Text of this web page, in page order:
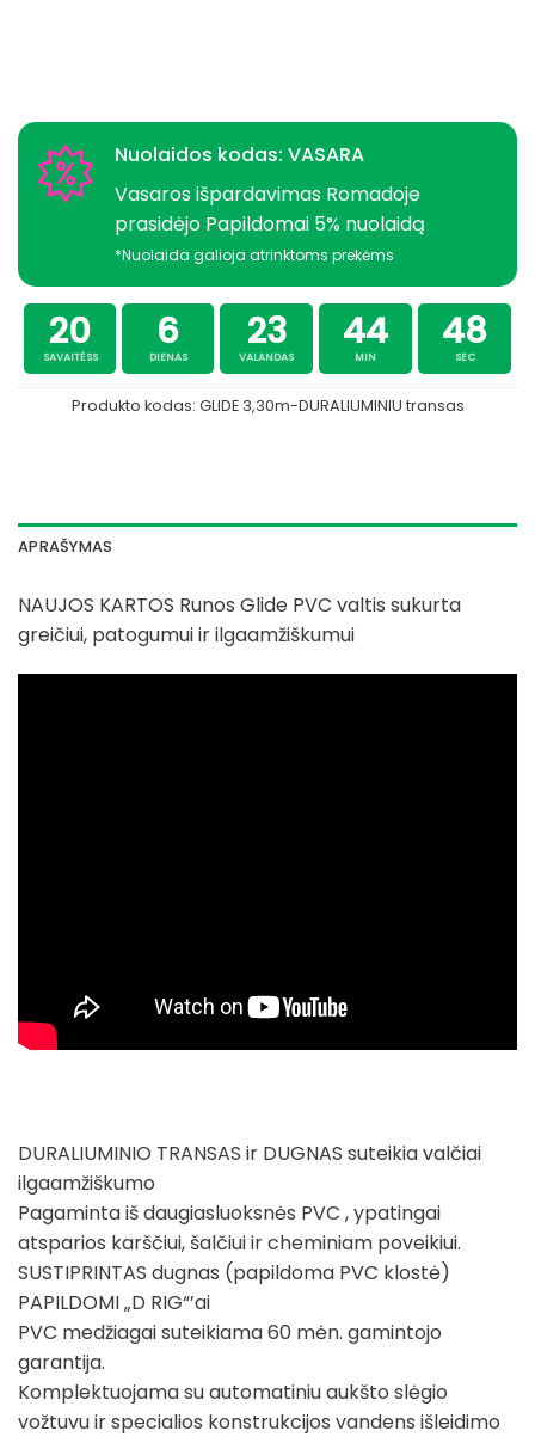
Nuolaidos kodas: VASARA
Vasaros išpardavimas Romadoje
prasidėjo Papildomai 5% nuolaidą
*Nuolaida galioja atrinktoms prekėms
20
SAVAITĖSS
6
DIENAS
23
VALANDAS
44
MIN
48
SEC
Produkto kodas: GLIDE 3,30m-DURALIUMINIU transas
APRAŠYMAS
NAUJOS KARTOS Runos Glide PVC valtis sukurta
greičiui, patogumui ir ilgaamžiškumui
DURALIUMINIO TRANSAS ir DUGNAS suteikia valčiai
ilgaamžiškumo
Pagaminta iš daugiasluoksnės PVC , ypatingai
atsparios karščiui, šalčiui ir cheminiam poveikiui.
SUSTIPRINTAS dugnas (papildoma PVC klostė)
PAPILDOMI „D RIG“’ai
PVC medžiagai suteikiama 60 mėn. gamintojo
garantija.
Komplektuojama su automatiniu aukšto slėgio
vožtuvu ir specialios konstrukcijos vandens išleidimo